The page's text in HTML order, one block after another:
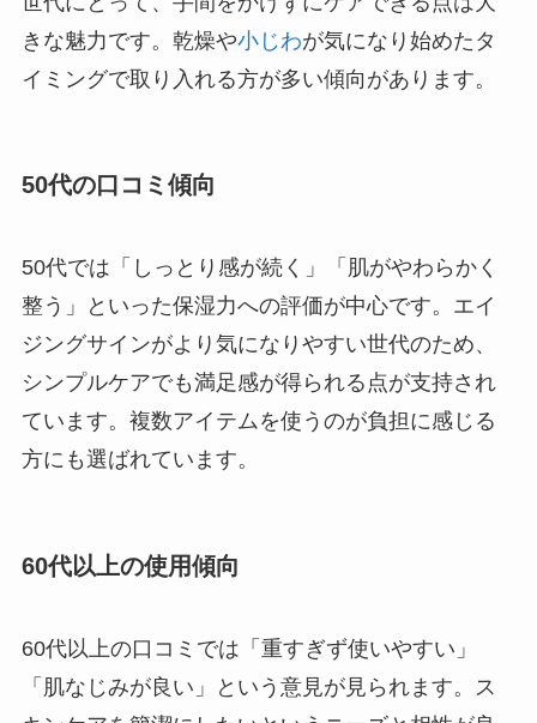
きな魅力です。乾燥や小じわが気になり始めたタ
イミングで取り入れる方が多い傾向があります。
50代の口コミ傾向
50代では「しっとり感が続く」「肌がやわらかく
整う」といった保湿力への評価が中心です。エイ
ジングサインがより気になりやすい世代のため、
シンプルケアでも満足感が得られる点が支持され
ています。複数アイテムを使うのが負担に感じる
方にも選ばれています。
60代以上の使用傾向
60代以上の口コミでは「重すぎず使いやすい」
「肌なじみが良い」という意見が見られます。ス